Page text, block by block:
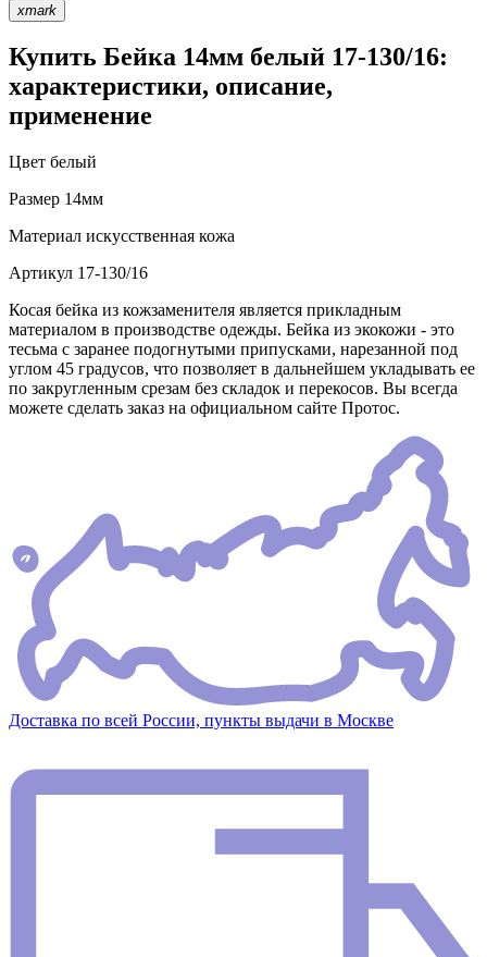
xmark
Купить Бейка 14мм белый 17-130/16:
характеристики, описание,
применение
Цвет белый
Размер 14мм
Материал искусственная кожа
Артикул 17-130/16
Косая бейка из кожзаменителя является прикладным
материалом в производстве одежды. Бейка из экокожи - это
тесьма с заранее подогнутыми припусками, нарезанной под
углом 45 градусов, что позволяет в дальнейшем укладывать ее
по закругленным срезам без складок и перекосов. Вы всегда
можете сделать заказ на официальном сайте Протос.
Доставка по всей России, пункты выдачи в Москве